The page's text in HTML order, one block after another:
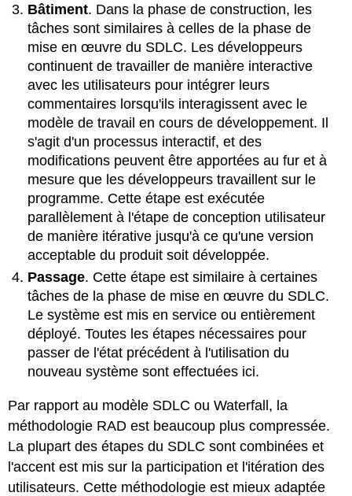
Bâtiment. Dans la phase de construction, les
tâches sont similaires à celles de la phase de
mise en œuvre du SDLC. Les développeurs
continuent de travailler de manière interactive
avec les utilisateurs pour intégrer leurs
commentaires lorsqu'ils interagissent avec le
modèle de travail en cours de développement. Il
s'agit d'un processus interactif, et des
modifications peuvent être apportées au fur et à
mesure que les développeurs travaillent sur le
programme. Cette étape est exécutée
parallèlement à l'étape de conception utilisateur
de manière itérative jusqu'à ce qu'une version
acceptable du produit soit développée.
Passage. Cette étape est similaire à certaines
tâches de la phase de mise en œuvre du SDLC.
Le système est mis en service ou entièrement
déployé. Toutes les étapes nécessaires pour
passer de l'état précédent à l'utilisation du
nouveau système sont effectuées ici.
Par rapport au modèle SDLC ou Waterfall, la
méthodologie RAD est beaucoup plus compressée.
La plupart des étapes du SDLC sont combinées et
l'accent est mis sur la participation et l'itération des
utilisateurs. Cette méthodologie est mieux adaptée